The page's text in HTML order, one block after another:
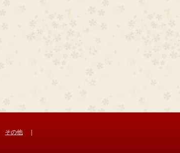
その他